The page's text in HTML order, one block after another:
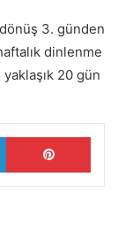
3. günden
dinlenme
20 gün
LinkedIn